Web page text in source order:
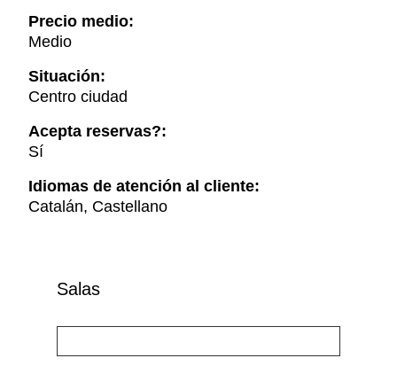
Precio medio:
Medio
Situación:
Centro ciudad
Acepta reservas?:
Sí
Idiomas de atención al cliente:
Catalán, Castellano
Salas